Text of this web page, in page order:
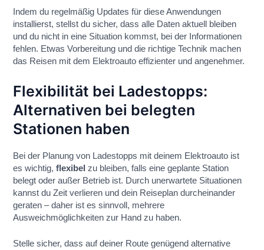
Indem du regelmäßig Updates für diese Anwendungen
installierst, stellst du sicher, dass alle Daten aktuell bleiben
und du nicht in eine Situation kommst, bei der Informationen
fehlen. Etwas Vorbereitung und die richtige Technik machen
das Reisen mit dem Elektroauto effizienter und angenehmer.
Flexibilität bei Ladestopps:
Alternativen bei belegten
Stationen haben
Bei der Planung von Ladestopps mit deinem Elektroauto ist
es wichtig,flexibel zu bleiben, falls eine geplante Station
belegt oder außer Betrieb ist. Durch unerwartete Situationen
kannst du Zeit verlieren und dein Reiseplan durcheinander
geraten – daher ist es sinnvoll, mehrere
Ausweichmöglichkeiten zur Hand zu haben.
Stelle sicher, dass auf deiner Route genügend alternative